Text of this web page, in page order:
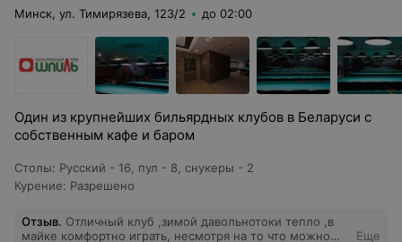
Минск, ул. Тимирязева, 123/2 до 02:00
Один из крупнейших бильярдных клубов в Беларуси с
собственным кафе и баром
Столы: Русский - 16, пул - 8, снукеры - 2
Курение: Разрешено
Отзыв. Отличный клуб ,зимой давольнотоки тепло ,в
майке комфортно играть, несмотря на то что можно
Еще